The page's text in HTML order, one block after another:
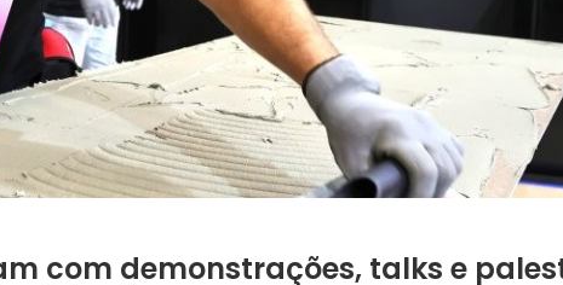
com demonstrações, talks e